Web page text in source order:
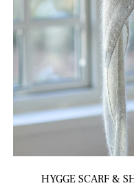
HYGGE SCARF &